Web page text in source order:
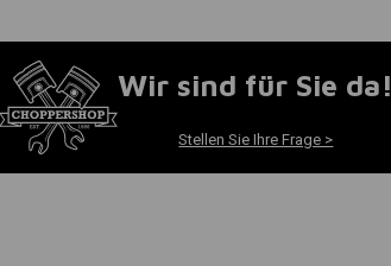
Wir sind für Sie da!
Stellen Sie Ihre Frage >